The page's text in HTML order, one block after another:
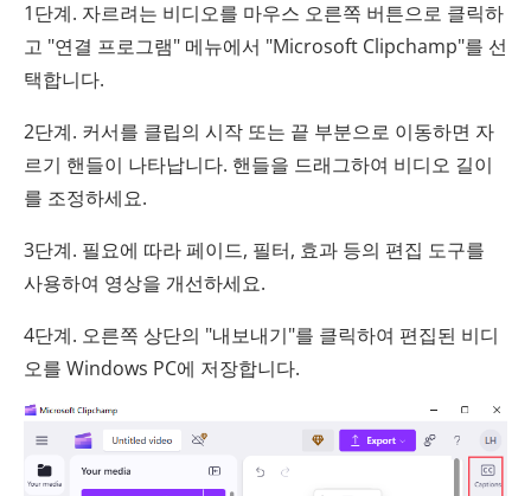
1단계. 자르려는 비디오를 마우스 오른쪽 버튼으로 클릭하
고 "연결 프로그램" 메뉴에서 "Microsoft Clipchamp"를 선
택합니다.
2단계. 커서를 클립의 시작 또는 끝 부분으로 이동하면 자
르기 핸들이 나타납니다. 핸들을 드래그하여 비디오 길이
를 조정하세요.
3단계. 필요에 따라 페이드, 필터, 효과 등의 편집 도구를
사용하여 영상을 개선하세요.
4단계. 오른쪽 상단의 "내보내기"를 클릭하여 편집된 비디
오를 Windows PC에 저장합니다.